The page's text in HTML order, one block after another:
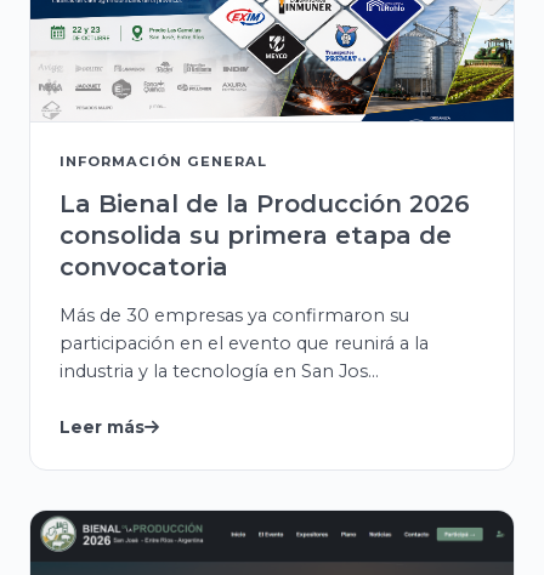
INFORMACIÓN GENERAL
La Bienal de la Producción 2026
consolida su primera etapa de
convocatoria
Más de 30 empresas ya confirmaron su
participación en el evento que reunirá a la
industria y la tecnología en San Jos...
Leer más